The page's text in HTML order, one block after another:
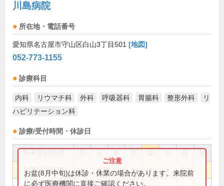
川島病院
所在地・電話番号
愛知県名古屋市守山区白山3丁目501 [地図]
052-773-1155
診療科目
内科 リウマチ科 外科 呼吸器科 胃腸科 整形外科
リ
ハビリテーション科
診療/受付時間・休診日
祝
8:00～12:00 ● ● ● ●
お盆(8月中旬)は休診・休業の場合があります。来院前
に必ず医療機関に直接ご確認ください。